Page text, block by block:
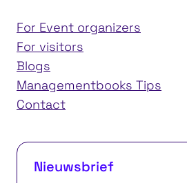
For Event organizers
For visitors
Blogs
Managementbooks Tips
Contact
Nieuwsbrief